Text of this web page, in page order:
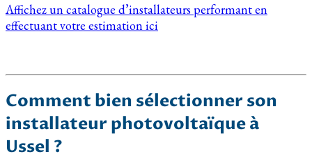
Affichez un catalogue d’installateurs performant en
effectuant votre estimation ici
Comment bien sélectionner son
installateur photovoltaïque à
Ussel ?